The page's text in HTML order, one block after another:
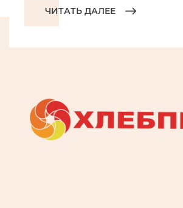
ЧИТАТЬ ДАЛЕЕ